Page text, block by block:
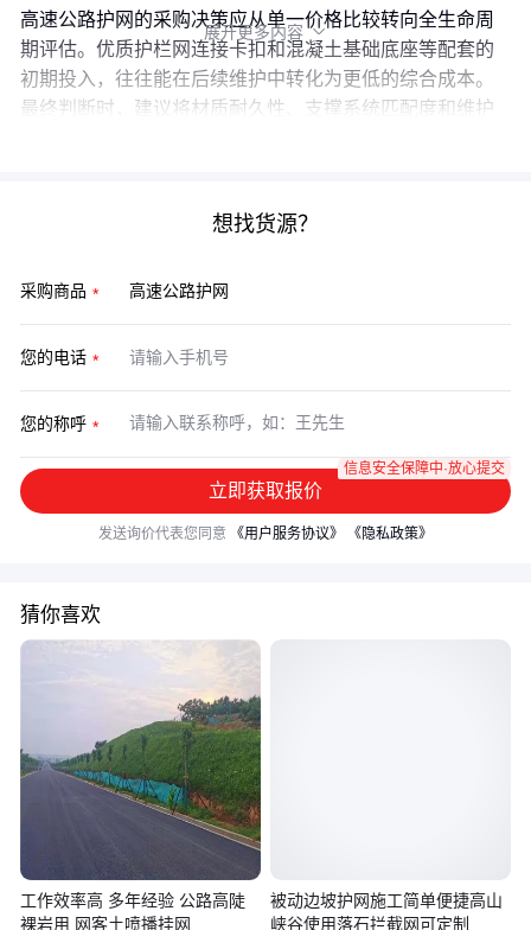
高速公路护网的采购决策应从单一价格比较转向全生命周
期评估。优质护栏网连接卡扣和混凝土基础底座等配套的
初期投入，往往能在后续维护中转化为更低的综合成本。
最终判断时，建议将材质耐久性、支撑系统匹配度和维护
展开更多内容 
想找货源？
采购商品
您的电话
您的称呼
立即获取报价
信息安全保障中·放心提交
发送询价代表您同意 《用户服务协议》 《隐私政策》
猜你喜欢
工作效率高 多年经验 公路高陡
裸岩用 网客土喷播挂网
被动边坡护网施工简单便捷高山
峡谷使用落石拦截网可定制